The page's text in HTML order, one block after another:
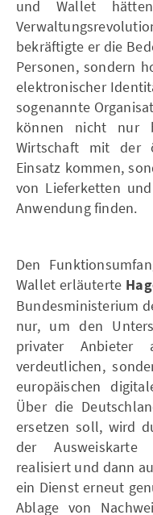
und Wallet
bekräftigte er die
Personen, sondern
elektronischer
sogenannte
können nicht nur
Wirtschaft mit der
Einsatz kommen,
von Lieferketten
Anwendung finden.
Den
Wallet erläuterte
Bundesministerium
nur, um den
privater
verdeutlichen,
europäischen
Über die
ersetzen soll, wird
der Ausweiskarte
realisiert und dann
ein Dienst erneut
Ablage von